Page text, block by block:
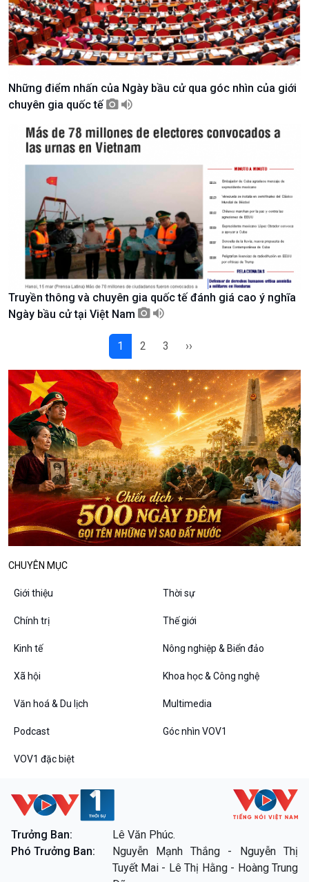
Chát với người nổi tiếng
Câu chuyện Thể thao
Video
Infographic
E-Magazine
Podcast
Góc nhìn VOV1
Câu chuyện thời sự
Đối thoại
Diễn đàn chủ nhật
Chuyện đêm
Thanh âm ký sự
Chân dung cuộc sống
Những điểm nhấn của Ngày bầu cử qua góc nhìn của giới
chuyên gia quốc tế
Truyền thông và chuyên gia quốc tế đánh giá cao ý nghĩa
Ngày bầu cử tại Việt Nam
1 2 3 ››
CHUYÊN MỤC
Giới thiệu Thời sự
Chính trị Thế giới
Kinh tế Nông nghiệp & Biển đảo
Xã hội Khoa học & Công nghệ
Văn hoá & Du lịch Multimedia
Podcast Góc nhìn VOV1
VOV1 đặc biệt
Trưởng Ban:
Lê Văn Phúc.
Phó Trưởng Ban:
Nguyễn Mạnh Thắng - Nguyễn Thị
Tuyết Mai - Lê Thị Hằng - Hoàng Trung